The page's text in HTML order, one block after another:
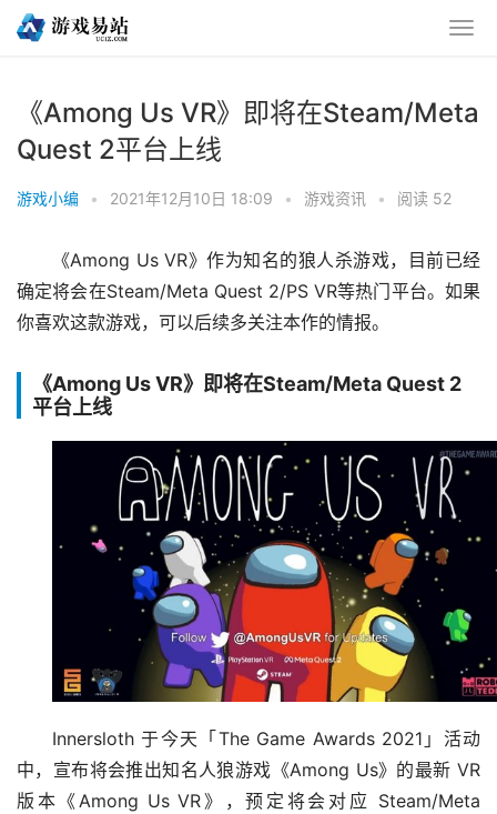
《Among Us VR》即将在Steam/Meta
Quest 2平台上线
游戏小编 • 2021年12月10日 18:09 • 游戏资讯 • 阅读 52
《Among Us VR》作为知名的狼人杀游戏，目前已经
确定将会在Steam/Meta Quest 2/PS VR等热门平台。如果
你喜欢这款游戏，可以后续多关注本作的情报。
《Among Us VR》即将在Steam/Meta Quest 2
平台上线
Innersloth 于今天「The Game Awards 2021」活动
中，宣布将会推出知名人狼游戏《Among Us》的最新 VR
版本《Among Us VR》，预定将会对应 Steam/Meta